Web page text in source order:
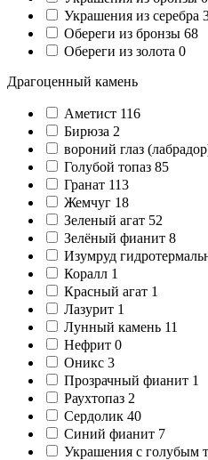
Украшения из серебра
Обереги из бронзы 68
Обереги из золота 0
Драгоценный камень
Аметист 116
Бирюза 2
вороний глаз
Голубой топаз 85
Гранат 113
Жемчуг 18
Зеленый агат 52
Зелёный фианит 8
Изумруд
Коралл 1
Красный агат 1
Лазурит 1
Лунный камень 11
Нефрит 0
Оникс 3
Прозрачный фианит 1
Раухтопаз 2
Сердолик 40
Синий фианит 7
Украшения с голубым